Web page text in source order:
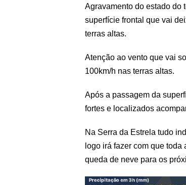
Agravamento do estado do
superfície frontal que vai
terras altas.
Atenção ao vento que vai
100km/h nas terras altas.
Após a passagem da
fortes e localizados
Na Serra da Estrela tudo
logo irá fazer com que
queda de neve para os